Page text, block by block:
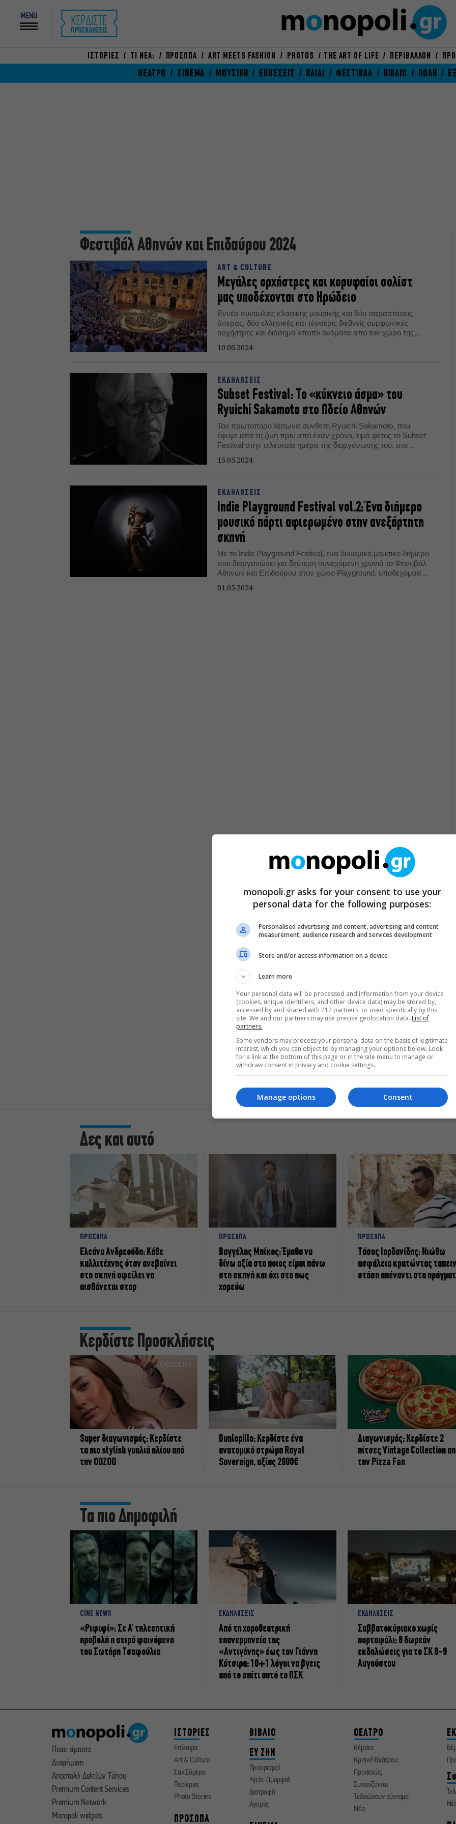
MENU
ΙΣΤΟΡΙΕΣ ΤΙ ΝΕΑ; ΠΡΟΣΩΠΑ ART MEETS FASHION PHOTOS THE ART OF LIFE ΠΕΡΙΒΑΛΛΟΝ
ΘΕΑΤΡΟ ΣΙΝΕΜΑ ΜΟΥΣΙΚΗ ΕΚΘΕΣΕΙΣ ΠΑΙΔΙ ΦΕΣΤΙΒΑΛ ΒΙΒΛΙΟ ΠΟΛΗ
Φεστιβάλ Αθηνών και Επιδαύρου 2024
ART & CULTURE
Μεγάλες ορχήστρες και κορυφαίοι σολίστ
μας υποδέχονται στο Ηρώδειο
Εννέα συναυλίες κλασικής μουσικής και δύο παραστάσεις
όπερας, δύο ελληνικές και τέσσερις διεθνείς συμφωνικές
ορχήστρες και διάσημα «ποπ» ονόματα από τον χώρο της
ωδείου, προσφέροντας για ενάμιση μήνα μελωδικές θερινές
10.06.2024
ΕΚΔΗΛΩΣΕΙΣ
Subset Festival: Το «κύκνειο άσμα» του
Ryuichi Sakamoto στο Ωδείο Αθηνών
Τον πρωτοπόρο Ιάπωνα συνθέτη Ryuichi Sakamoto, που
έφυγε από τη ζωή πριν από έναν χρόνο, τιμά φέτος το Subset
Festival στην τελευταία ημέρα της διοργάνωσης του, στο
15.05.2024
ΕΚΔΗΛΩΣΕΙΣ
Indie Playground Festival vol.2: Ένα διήμερο
μουσικό πάρτι αφιερωμένο στην ανεξάρτητη
σκηνή
Με το Indie Playground Festival, ένα δυναμικό μουσικό διήμερο
που διοργανώνει για δεύτερη συνεχόμενη χρονιά το Φεστιβάλ
Αθηνών και Επιδαύρου στον χώρο Playground, υποδεχόμαστε
01.05.2024
Δες και αυτό
ΠΡΟΣΩΠΑ
Ελεάνα Ανδρεούδη: Κάθε
καλλιτέχνης όταν ανεβαίνει
στη σκηνή οφείλει να
αισθάνεται σταρ
ΠΡΟΣΩΠΑ
Βαγγέλης Μπίκος: Έμαθα να
δίνω αξία στο ποιος είμαι πάνω
στη σκηνή και όχι στο πως
χορεύω
ΠΡΟΣΩΠΑ
Tάσος Ιορδανίδης: Νιώθω
ασφάλεια κρατώντας
στάση απέναντι στα
Κερδίστε Προσκλήσεις
Super διαγωνισμός: Κερδίστε
τα πιο stylish γυαλιά ηλίου από
την OOZOO
Dunlopillo: Κερδίστε ένα
ανατομικό στρώμα Royal
Sovereign, αξίας 2900€
Διαγωνισμός: Κερδίστε 2
πίτσες Vintage Collection
την Pizza Fan
Τα πιο Δημοφιλή
CINE NEWS
«Ριφιφί»: Σε Α’ τηλεοπτική
προβολή η σειρά φαινόμενο
του Σωτήρη Τσαφούλια
ΕΚΔΗΛΩΣΕΙΣ
Από τη χοροθεατρική
επανερμηνεία της
«Αντιγόνης» έως τον Γιάννη
Κότσιρα: 10+1 λόγοι να βγεις
από το σπίτι αυτό το ΠΣΚ
ΕΚΔΗΛΩΣΕΙΣ
Σαββατοκύριακο χωρίς
πορτοφόλι: 8 δωρεάν
εκδηλώσεις για το ΣΚ 8-9
Αυγούστου
Ποιοι είμαστε
Διαφήμιση
Αποστολή Δελτίων Τύπου
Premium Content Services
Premium Network
Monopoli widgets
ΙΣΤΟΡΙΕΣ
Επίκαιρα
Art & Culture
Σαν Σήμερα
Περίεργα
Photo Stories
ΠΡΟΣΩΠΑ
ΒΙΒΛΙΟ
ΕΥ ΖΗΝ
Προορισμοί
Υγεία-Ομορφιά
Διατροφή
Αγορές
ΘΕΑΤΡΟ
Θέματα
Κριτική Θεάτρου
Προσεχώς
Συνεχίζονται
Τελειώνουν σύντομα
Νέα
monopoli.gr asks for your consent to use your
personal data for the following purposes:
Personalised advertising and content, advertising and content
measurement, audience research and services development
Store and/or access information on a device
Learn more
Your personal data will be processed and information from your device
(cookies, unique identifiers, and other device data) may be stored by,
accessed by and shared with 212 partners, or used specifically by this
site. We and our partners may use precise geolocation data. List of
partners.
Some vendors may process your personal data on the basis of legitimate
interest, which you can object to by managing your options below. Look
for a link at the bottom of this page or in the site menu to manage or
withdraw consent in privacy and cookie settings.
Consent
Manage options